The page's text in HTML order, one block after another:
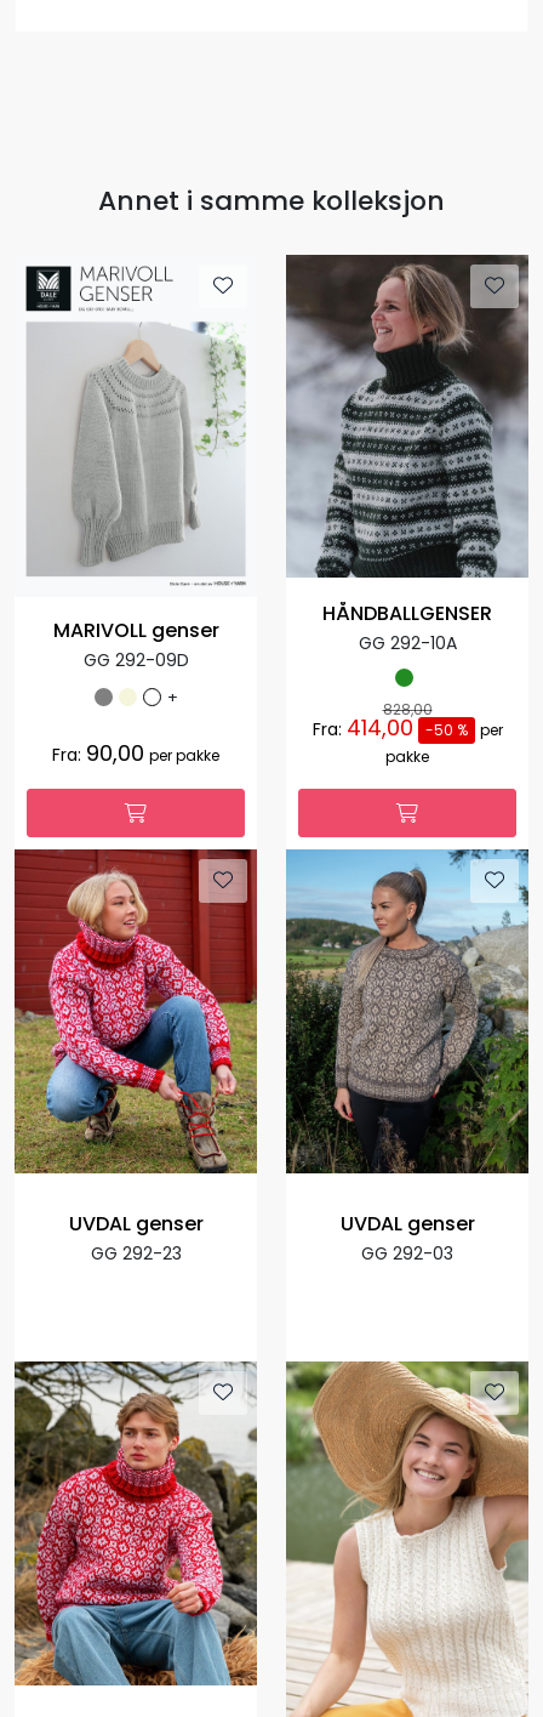
Annet i samme kolleksjon
MARIVOLL genser
GG 292-09D
+
Fra: 90,00 per pakke
HÅNDBALLGENSER
GG 292-10A
828,00
Fra: 414,00 -50 %
per
pakke
UVDAL genser
GG 292-23
UVDAL genser
GG 292-03